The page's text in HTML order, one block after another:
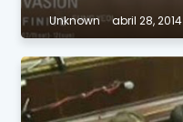
Unknown abril 28, 2014